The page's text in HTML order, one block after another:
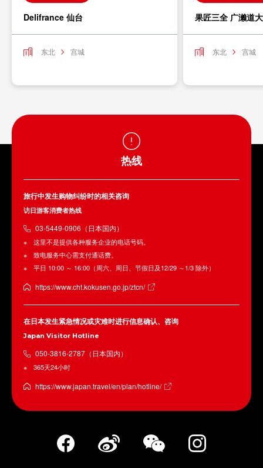
Delifrance 仙台
东北 宫城
果匠三全 广濑道
东北 宫城
热线
旅行中发生购物纠纷时的相关咨询
访日游客消费者热线
03-5449-0906（日本国内）
这里不是提供各种服务企业的电话号码。
致电服务中心需支付通话费。
平日 10:00 ～ 16:00（周六、周日、节假日及12/29 ～1/3 除外）
https://www.cht.kokusen.go.jp/ztcn/
在日本发生紧急情况或灾难时进行信息确认、咨询
Japan Visitor Hotline
050-3816-2787（日本国内）
365天24小时
https://www.japan.travel/en/plan/hotline/